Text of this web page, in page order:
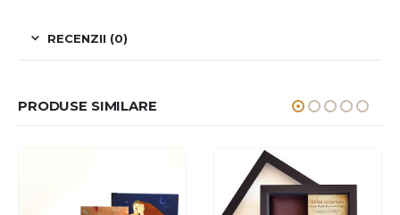
RECENZII (0)
PRODUSE SIMILARE